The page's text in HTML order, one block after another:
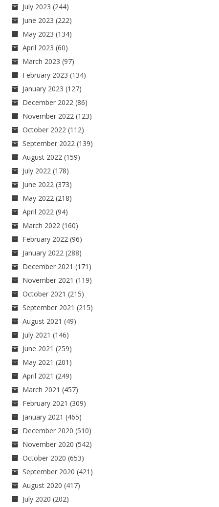
July 2023 (244)
June 2023 (222)
May 2023 (134)
April 2023 (60)
March 2023 (97)
February 2023 (134)
January 2023 (127)
December 2022 (86)
November 2022 (123)
October 2022 (112)
September 2022 (139)
August 2022 (159)
July 2022 (178)
June 2022 (373)
May 2022 (218)
April 2022 (94)
March 2022 (160)
February 2022 (96)
January 2022 (288)
December 2021 (171)
November 2021 (119)
October 2021 (215)
September 2021 (215)
August 2021 (49)
July 2021 (146)
June 2021 (259)
May 2021 (201)
April 2021 (249)
March 2021 (457)
February 2021 (309)
January 2021 (465)
December 2020 (510)
November 2020 (542)
October 2020 (653)
September 2020 (421)
August 2020 (417)
July 2020 (202)